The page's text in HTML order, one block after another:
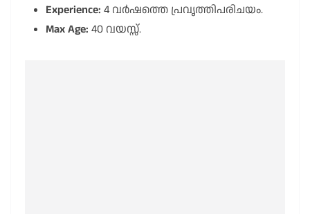
Experience: 4 വർഷത്തെ പ്രവൃത്തിപരിചയം.
Max Age: 40 വയസ്സ്.